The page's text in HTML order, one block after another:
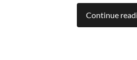
Continue